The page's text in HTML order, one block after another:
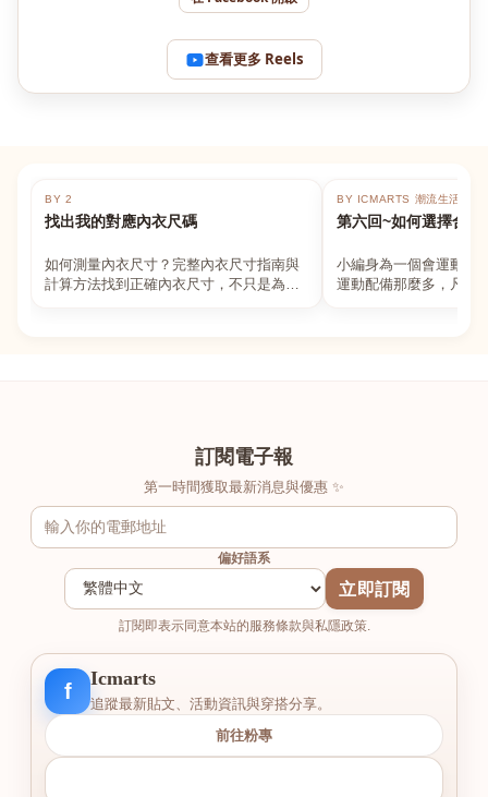
查看更多 Reels
BY 2
找出我的對應內衣尺碼
如何測量內衣尺寸？完整內衣尺寸指南與
計算方法找到正確內衣尺寸，不只是為了
BY ICMARTS 潮流生活百貨
第六回~如何選擇合適
小編身為一個會運動的
運動配備那麼多，凡舉
訂閱電子報
第一時間獲取最新消息與優惠 ✨
偏好語系
立即訂閱
訂閱即表示同意本站的服務條款與私隱政策.
f
Icmarts
追蹤最新貼文、活動資訊與穿搭分享。
前往粉專